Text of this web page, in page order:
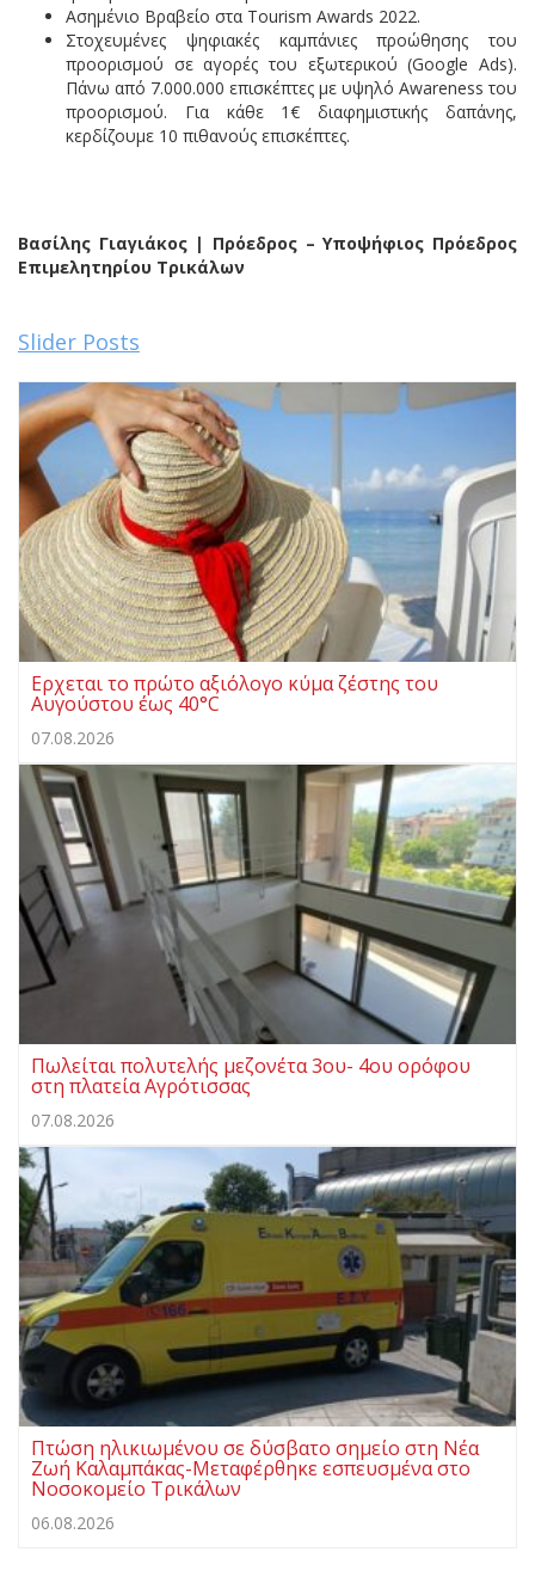
Ασημένιο Βραβείο στα Tourism Awards 2022.
Στοχευμένες ψηφιακές καμπάνιες προώθησης του
προορισμού σε αγορές του εξωτερικού (Google Ads).
Πάνω από 7.000.000 επισκέπτες με υψηλό Awareness του
προορισμού. Για κάθε 1€ διαφημιστικής δαπάνης,
κερδίζουμε 10 πιθανούς επισκέπτες.
Βασίλης Γιαγιάκος | Πρόεδρος – Υποψήφιος Πρόεδρος
Επιμελητηρίου Τρικάλων
Slider Posts
Ερχεται το πρώτο αξιόλογο κύμα ζέστης του
Αυγούστου έως 40°C
07.08.2026
Πωλείται πολυτελής μεζονέτα 3ου- 4ου ορόφου
στη πλατεία Αγρότισσας
07.08.2026
Πτώση ηλικιωμένου σε δύσβατο σημείο στη Νέα
Ζωή Καλαμπάκας-Μεταφέρθηκε εσπευσμένα στο
Νοσοκομείο Τρικάλων
06.08.2026